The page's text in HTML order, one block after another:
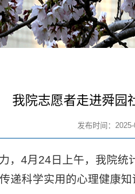
我院志愿者走进舜园
发布时间：
，4月24日上午，我院
科学实用的心理健康知